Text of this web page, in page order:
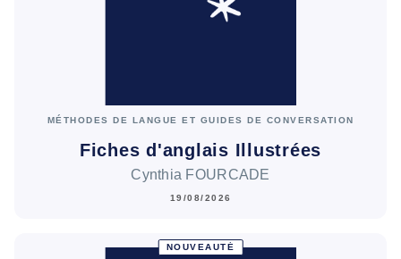
MÉTHODES DE LANGUE ET GUIDES DE CONVERSATION
Fiches d'anglais Illustrées
Cynthia FOURCADE
19/08/2026
NOUVEAUTÉ